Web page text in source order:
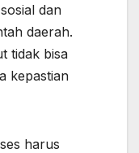
dan
daerah.
tidak bisa
kepastian
harus